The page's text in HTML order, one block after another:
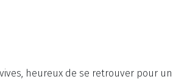
heureux de se retrouver